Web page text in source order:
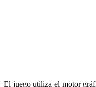
El juego utiliza el motor